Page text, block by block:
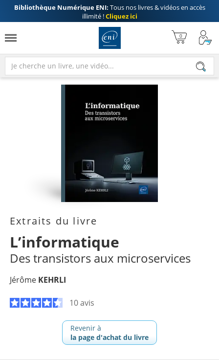
Bibliothèque Numérique ENI: Tous nos livres & vidéos en accès
illimité !Cliquez ici
Extraits du livre
L’informatique
Des transistors aux microservices
Jérôme KEHRLI
10 avis
Revenir à
la page d'achat du livre